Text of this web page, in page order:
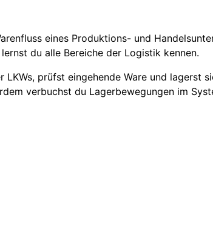
eines Produktions- und
du alle Bereiche der Logistik kennen.
prüfst eingehende Ware und lagerst
verbuchst du Lagerbewegungen im